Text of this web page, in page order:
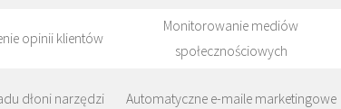
opinii klientów
Monitorowanie mediów
społecznościowych
dłoni narzędzi Automatyczne e-maile marketingowe